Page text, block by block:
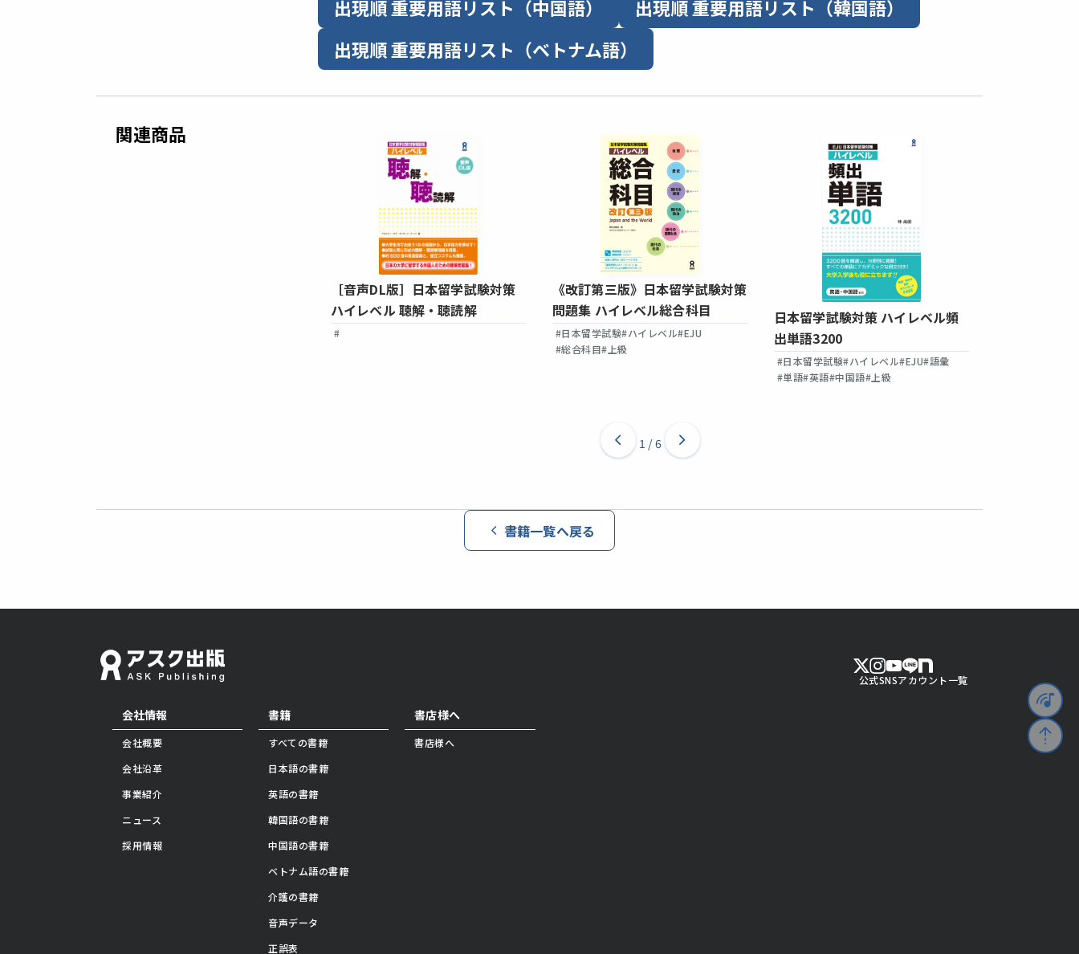
出現順 重要用語リスト（中国語）
出現順 重要用語リスト（韓国語）
出現順 重要用語リスト（ベトナム語）
関連商品
［音声DL版］日本留学試験対策
ハイレベル 聴解・聴読解
#
《改訂第三版》日本留学試験対策
問題集 ハイレベル総合科目
#日本留学試験#ハイレベル#EJU
#総合科目#上級
日本留学試験対策 ハイレベル頻
出単語3200
#日本留学試験#ハイレベル#EJU#語彙
#単語#英語#中国語#上級
1 /6
書籍一覧へ戻る
会社情報
会社概要
会社沿革
事業紹介
ニュース
採用情報
書籍
すべての書籍
日本語の書籍
英語の書籍
韓国語の書籍
中国語の書籍
ベトナム語の書籍
介護の書籍
音声データ
正誤表
書店様へ
書店様へ
公式SNSアカウント一覧